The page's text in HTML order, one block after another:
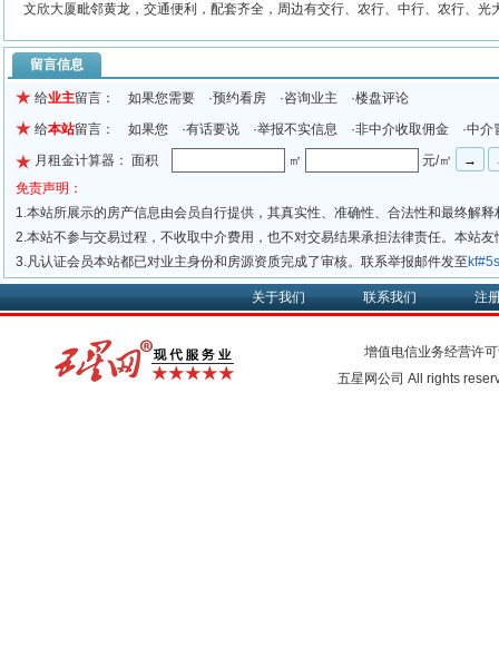
文欣大厦毗邻黄龙，交通便利，配套齐全，周边有交行、农行、中行、农行、光
留言信息
给业主留言： 如果您需要 ·预约看房 ·咨询业主 ·楼盘评论
给本站留言： 如果您 ·有话要说 ·举报不实信息 ·非中介收取佣金 ·中介
月租金计算器： 面积
㎡
元/㎡
免责声明：
1.本站所展示的房产信息由会员自行提供，其真实性、准确性、合法性和最终解
2.本站不参与交易过程，不收取中介费用，也不对交易结果承担法律责任。本站
3.凡认证会员本站都已对业主身份和房源资质完成了审核。联系举报邮件发至
关于我们 联系我们 注
增值电信业务经营许
五星网公司 All rights